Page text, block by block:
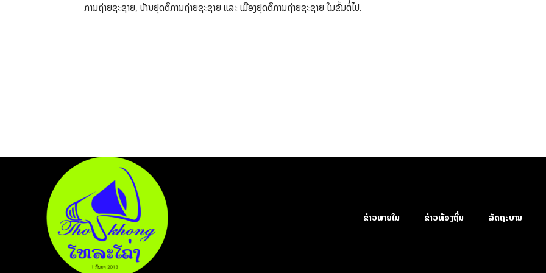
ການຖ່າຍຊະຊາຍ, ບ້ານຢຸດຕິການຖ່າຍຊະຊາຍ ແລະ ເມືອງຢຸດຕິການຖ່າຍຊະຊາຍ ໃນຂັ້ນຕໍ່ໄປ.
ຂ່າວພາຍໃນ ຂ່າວທ້ອງຖິ່ນ ລັດຖະບານ